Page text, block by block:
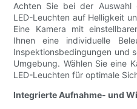
Achten Sie bei der Auswahl
LED-Leuchten auf Helligkeit
Eine Kamera mit
Ihnen eine individuelle
Inspektionsbedingungen und
Umgebung. Wählen Sie eine
LED-Leuchten für optimale
Integrierte Aufnahme- und